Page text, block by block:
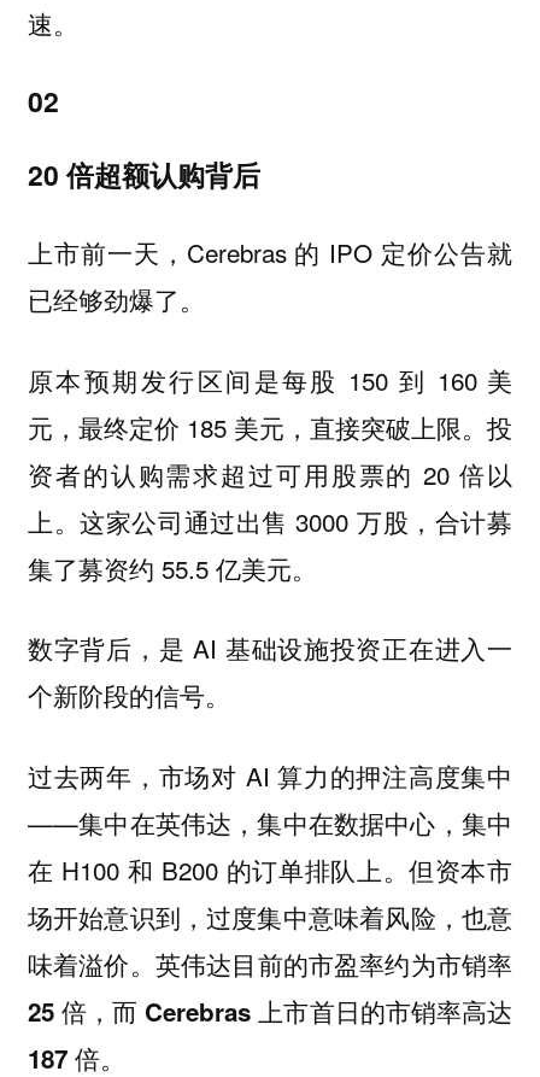
速。
02
20 倍超额认购背后
上市前一天，Cerebras 的 IPO 定价公告就
已经够劲爆了。
原本预期发行区间是每股 150 到 160 美
元，最终定价 185 美元，直接突破上限。投
资者的认购需求超过可用股票的 20 倍以
上。这家公司通过出售 3000 万股，合计募
集了募资约 55.5 亿美元。
数字背后，是 AI 基础设施投资正在进入一
个新阶段的信号。
过去两年，市场对 AI 算力的押注高度集中
——集中在英伟达，集中在数据中心，集中
在 H100 和 B200 的订单排队上。但资本市
场开始意识到，过度集中意味着风险，也意
味着溢价。 英伟达目前的市盈率约为市销率
25 倍，而 Cerebras 上市首日的市销率高达
187 倍。